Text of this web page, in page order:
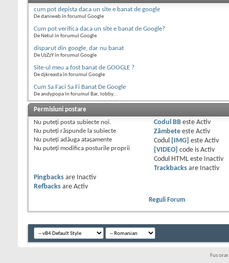
cum pot depista daca un site e banat de google
De daniweb în forumul Google
Cum pot verifica daca un site e banat de Google?
De Netul în forumul Google
disparut din google, dar nu banat
De UzZzY în forumul Google
Site-ul meu a fost banat de GOOGLE ?
De djkreasta în forumul Google
Cum Sa Faci Sa Fi Banat De Google
De andypopa în forumul Bar, lobby...
Permisiuni postare
Nu puteţi posta subiecte noi.
Nu puteţi răspunde la subiecte
Nu puteţi adăuga ataşamente
Nu puteţi modifica posturile proprii
Codul BBeste Activ
Zâmbeteeste Activ
Codul
[IMG] este Activ
[VIDEO] code is Activ
Codul HTML este
Inactiv
Trackbacksare
Inactiv
Pingbacks are
Inactiv
Refbacks are Activ
Reguli Forum
Fus